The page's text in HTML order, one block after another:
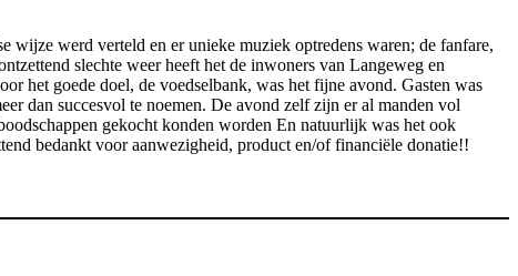
wijze werd verteld en er unieke muziek optredens waren; de fanfare,
slechte weer heeft het de inwoners van Langeweg en
het goede doel, de voedselbank, was het fijne avond. Gasten was
dan succesvol te noemen. De avond zelf zijn er al manden vol
gekocht konden worden En natuurlijk was het ook
bedankt voor aanwezigheid, product en/of financiële donatie!!